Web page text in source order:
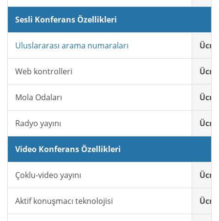
Sesli Konferans Özellikleri
Uluslararası arama numaraları
Web kontrolleri
Mola Odaları
Radyo yayını
Video Konferans Özellikleri
Çoklu-video yayını
Aktif konuşmacı teknolojisi